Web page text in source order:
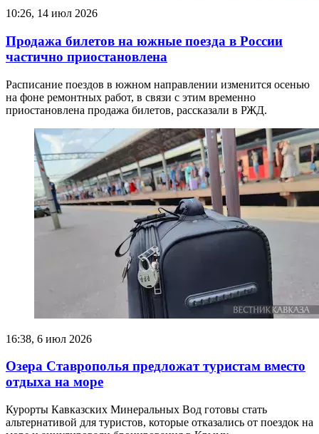
10:26, 14 июл 2026
Продажа билетов на южные поезда в России
частично приостановлена
Расписание поездов в южном направлении изменится осенью
на фоне ремонтных работ, в связи с этим временно
приостановлена продажа билетов, рассказали в РЖД.
16:38, 6 июл 2026
Озера Ставрополья предложат туристам вместо
отдыха на море
Курорты Кавказских Минеральных Вод готовы стать
альтернативой для туристов, которые отказались от поездок на